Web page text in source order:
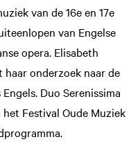
van de 16e en 17e
van Engelse
opera. Elisabeth
onderzoek naar de
Duo Serenissima
Festival Oude Muziek